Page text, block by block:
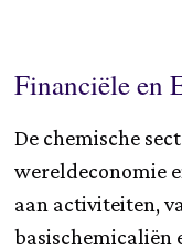
Financiële en
De chemische
wereldeconomie
aan activiteiten,
basischemicaliën